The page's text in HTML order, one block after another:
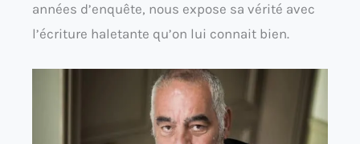
années d’enquête, nous expose sa vérité avec
l’écriture haletante qu’on lui connait bien.